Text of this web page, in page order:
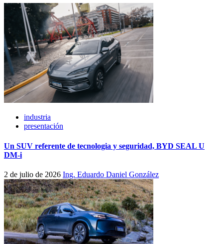
industria
presentación
Un SUV referente de tecnologia y seguridad, BYD SEAL U
DM-i
2 de julio de 2026 Ing. Eduardo Daniel González